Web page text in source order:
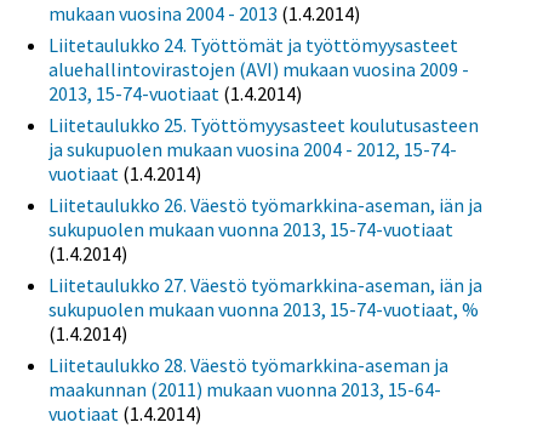
mukaan vuosina 2004 - 2013 (1.4.2014)
Liitetaulukko 24. Työttömät ja työttömyysasteet
aluehallintovirastojen (AVI) mukaan vuosina 2009 -
2013, 15-74-vuotiaat (1.4.2014)
Liitetaulukko 25. Työttömyysasteet koulutusasteen
ja sukupuolen mukaan vuosina 2004 - 2012, 15-74-
vuotiaat (1.4.2014)
Liitetaulukko 26. Väestö työmarkkina-aseman, iän ja
sukupuolen mukaan vuonna 2013, 15-74-vuotiaat
(1.4.2014)
Liitetaulukko 27. Väestö työmarkkina-aseman, iän ja
sukupuolen mukaan vuonna 2013, 15-74-vuotiaat, %
(1.4.2014)
Liitetaulukko 28. Väestö työmarkkina-aseman ja
maakunnan (2011) mukaan vuonna 2013, 15-64-
vuotiaat (1.4.2014)